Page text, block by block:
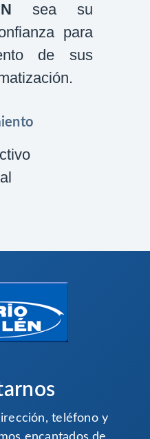
sea su
para
de sus
teléfono y